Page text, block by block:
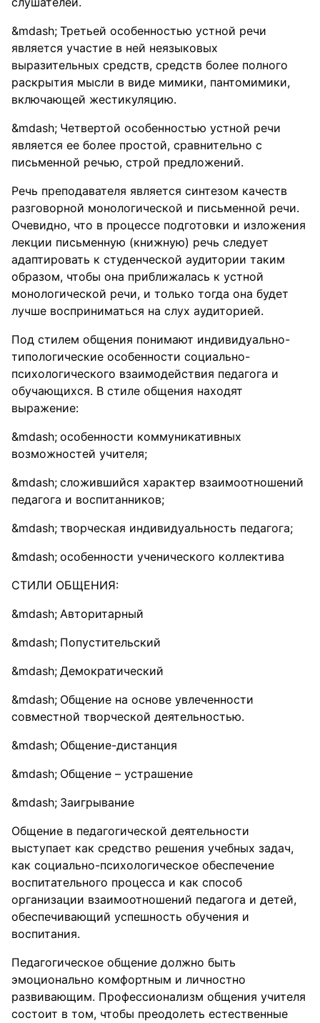
Третьей особенностью устной речи
является участие в ней неязыковых
выразительных средств, средств более полного
раскрытия мысли в виде мимики, пантомимики,
включающей жестикуляцию.
Четвертой особенностью устной речи
является ее более простой, сравнительно с
письменной речью, строй предложений.
Речь преподавателя является синтезом качеств
разговорной монологической и письменной речи.
Очевидно, что в процессе подготовки и изложения
лекции письменную (книжную) речь следует
адаптировать к студенческой аудитории таким
образом, чтобы она приближалась к устной
монологической речи, и только тогда она будет
лучше восприниматься на слух аудиторией.
Под стилем общения понимают индивидуально-
типологические особенности социально-
психологического взаимодействия педагога и
обучающихся. В стиле общения находят
выражение:
особенности коммуникативных
возможностей учителя;
сложившийся характер взаимоотношений
педагога и воспитанников;
творческая индивидуальность педагога;
особенности ученического коллектива
СТИЛИ ОБЩЕНИЯ:
Авторитарный
Попустительский
Демократический
Общение на основе увлеченности
совместной творческой деятельностью.
Общение-дистанция
Общение – устрашение
Заигрывание
Общение в педагогической деятельности
выступает как средство решения учебных задач,
как социально-психологическое обеспечение
воспитательного процесса и как способ
организации взаимоотношений педагога и детей,
обеспечивающий успешность обучения и
воспитания.
Педагогическое общение должно быть
эмоционально комфортным и личностно
развивающим. Профессионализм общения учителя
состоит в том, чтобы преодолеть естественные